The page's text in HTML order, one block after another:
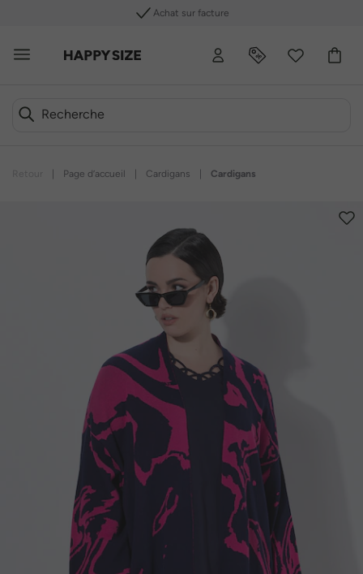
Achat sur facture
Page d’accueil Cardigans Cardigans